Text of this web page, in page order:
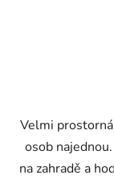
Velmi
osob
na zahradě a